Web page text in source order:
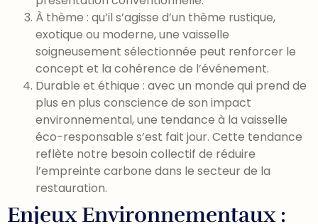
À thème : qu’il s’agisse d’un thème rustique,
exotique ou moderne, une vaisselle
soigneusement sélectionnée peut renforcer le
concept et la cohérence de l’événement.
Durable et éthique : avec un monde qui prend de
plus en plus conscience de son impact
environnemental, une tendance à la vaisselle
éco-responsable s’est fait jour. Cette tendance
reflète notre besoin collectif de réduire
l’empreinte carbone dans le secteur de la
restauration.
Enjeux Environnementaux :